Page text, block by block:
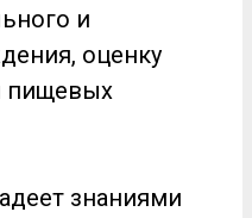
и
оценку
пищевых
знаниями